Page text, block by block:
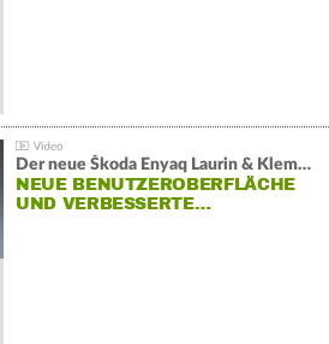
Der neue Škoda Enyaq Laurin & Klement
NEUE BENUTZEROBERFLÄCHE
UND VERBESSERTE…